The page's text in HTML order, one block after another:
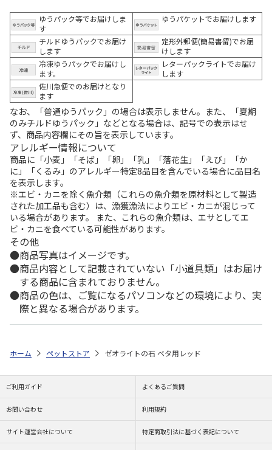
ゆうパック等でお届けしま
す
ゆうパケットでお届けします
チルドゆうパックでお届け
します
定形外郵便(簡易書留)でお届
けします
冷凍ゆうパックでお届けし
ます。
レターパックライトでお届け
します
佐川急便でのお届けとなり
ます
なお、「普通ゆうパック」の場合は表示しません。また、「夏期
のみチルドゆうパック」などとなる場合は、記号での表示はせ
ず、商品内容欄にその旨を表示しています。
アレルギー情報について
商品に「小麦」「そば」「卵」「乳」「落花生」「えび」「か
に」「くるみ」のアレルギー特定8品目を含んでいる場合に品目名
を表示します。
※エビ・カニを除く魚介類（これらの魚介類を原材料として製造
された加工品も含む）は、漁獲漁法によりエビ・カニが混じって
いる場合があります。 また、これらの魚介類は、エサとしてエ
ビ・カニを食べている可能性があります。
その他
商品写真はイメージです。
商品内容として記載されていない「小道具類」はお届け
する商品に含まれておりません。
商品の色は、ご覧になるパソコンなどの環境により、実
際と異なる場合があります。
ホーム ペットストア ゼオライトの石 ベタ用レッド
ご利用ガイド よくあるご質問
お問い合わせ 利用規約
サイト運営会社について 特定商取引法に基づく表記について